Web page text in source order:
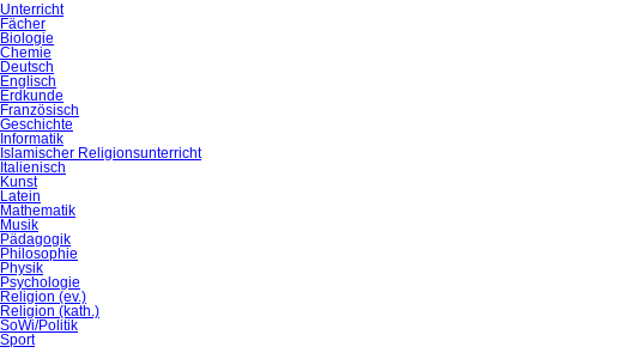
Unterricht
Fächer
Biologie
Chemie
Deutsch
Englisch
Erdkunde
Französisch
Geschichte
Informatik
Islamischer Religionsunterricht
Italienisch
Kunst
Latein
Mathematik
Musik
Pädagogik
Philosophie
Physik
Psychologie
Religion (ev.)
Religion (kath.)
SoWi/Politik
Sport